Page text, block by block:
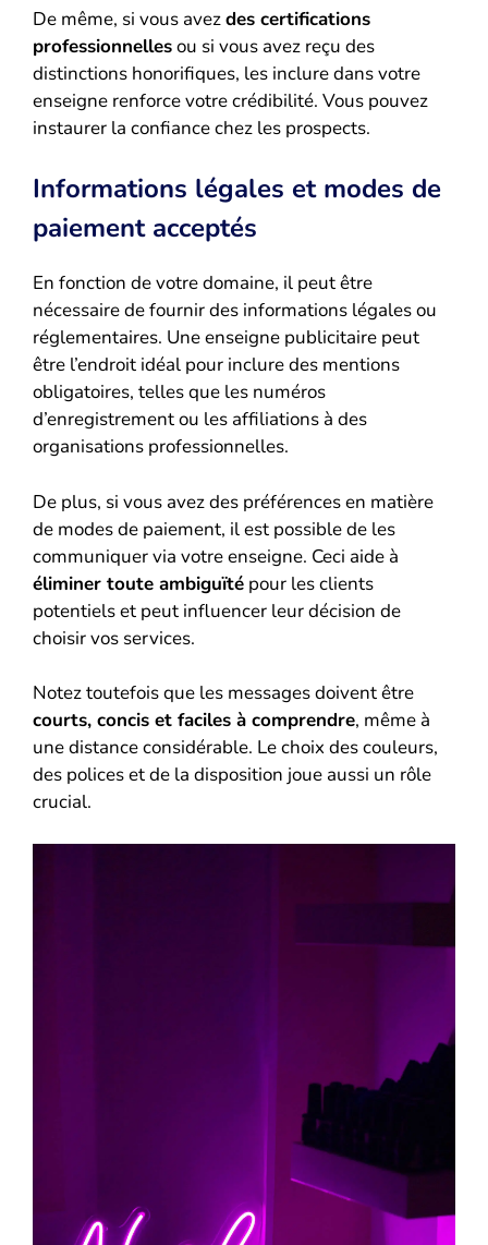
De même, si vous avezdes certifications
professionnellesou si vous avez reçu des
distinctions honorifiques, les inclure dans votre
enseigne renforce votre crédibilité. Vous pouvez
instaurer la confiance chez les prospects.
Informations légales et modes de
paiement acceptés
En fonction de votre domaine, il peut être
nécessaire de fournir des informations légales ou
réglementaires. Une enseigne publicitaire peut
être l’endroit idéal pour inclure des mentions
obligatoires, telles que les numéros
d’enregistrement ou les affiliations à des
organisations professionnelles.
De plus, si vous avez des préférences en matière
de modes de paiement, il est possible de les
communiquer via votre enseigne. Ceci aide à
éliminer toute ambiguïté pour les clients
potentiels et peut influencer leur décision de
choisir vos services.
Notez toutefois que les messages doivent être
courts, concis et faciles à comprendre, même à
une distance considérable. Le choix des couleurs,
des polices et de la disposition joue aussi un rôle
crucial.